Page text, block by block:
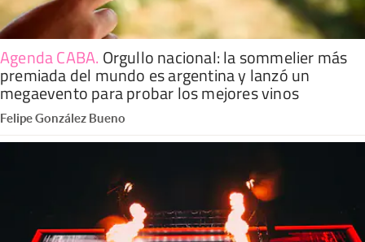
Agenda CABA. Orgullo nacional: la sommelier más
premiada del mundo es argentina y lanzó un
megaevento para probar los mejores vinos
Felipe González Bueno